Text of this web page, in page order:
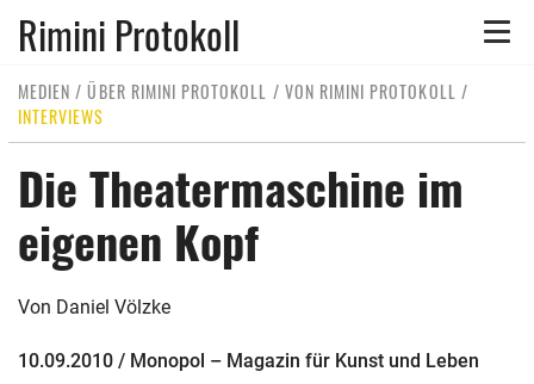
Toggle
Rimini Protokoll
MEDIEN /ÜBER RIMINI PROTOKOLL / VON RIMINI PROTOKOLL /
INTERVIEWS
Die Theatermaschine im
eigenen Kopf
Von Daniel Völzke
10.09.2010 / Monopol – Magazin für Kunst und Leben